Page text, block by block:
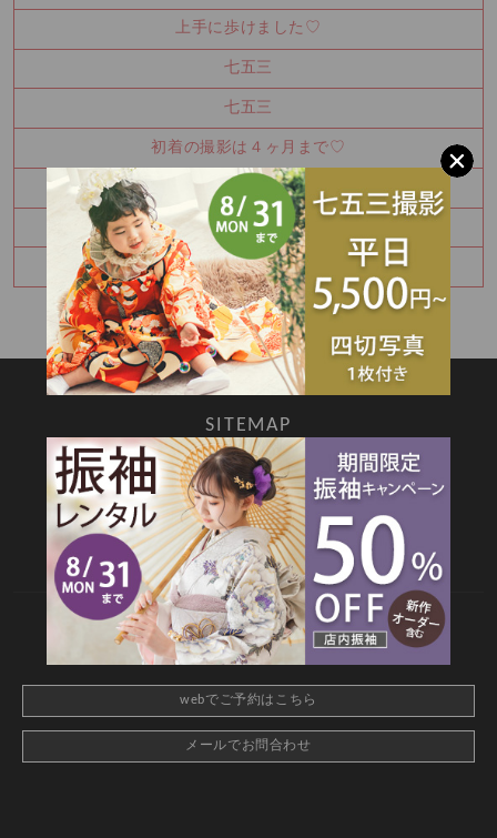
上手に歩けました♡
七五三
七五三
初着の撮影は４ヶ月まで♡
七五三
七五三
梅雨ですが…
SITEMAP
TOP 新着情報
撮影メニュー
料金・商品
キャンペーン
衣装カタログ
店舗情報
よくあるご質問
お問合せ
web撮影予約
CONTACT
webでご予約はこちら
メールでお問合わせ